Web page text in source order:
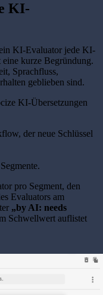
KI-
KI-Evaluator jede KI-
eine kurze Begründung.
Sprachfluss,
geblieben sind.
KI-Übersetzungen
der neue Schlüssel
pro Segment, den
Evaluators am
„by AI: needs
Schwellwert auflistet